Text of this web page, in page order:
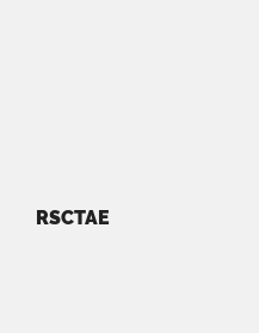
RSCTAE